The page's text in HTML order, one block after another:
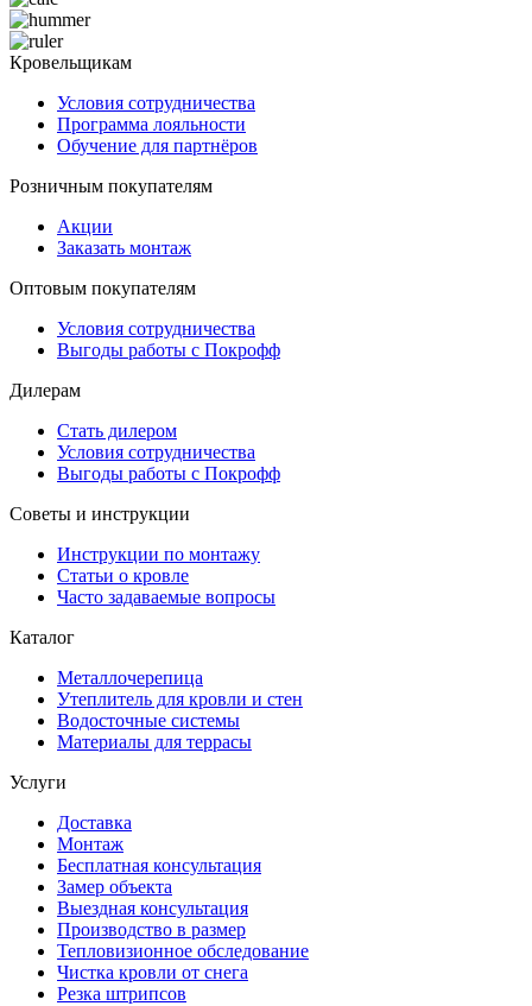
Кровельщикам
Условия сотрудничества
Программа лояльности
Обучение для партнёров
Розничным покупателям
Акции
Заказать монтаж
Оптовым покупателям
Условия сотрудничества
Выгоды работы с Покрофф
Дилерам
Стать дилером
Условия сотрудничества
Выгоды работы с Покрофф
Советы и инструкции
Инструкции по монтажу
Статьи о кровле
Часто задаваемые вопросы
Каталог
Металлочерепица
Утеплитель для кровли и стен
Водосточные системы
Материалы для террасы
Услуги
Доставка
Монтаж
Бесплатная консультация
Замер объекта
Выездная консультация
Производство в размер
Тепловизионное обследование
Чистка кровли от снега
Резка штрипсов